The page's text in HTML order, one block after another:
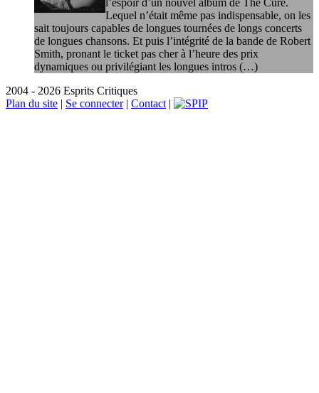
l’espoir d’un nouvel album de The Cure.
Lequel n’était même pas indispensable, on les
sait toujours capables de longues tournées de longs concerts
de longues chansons. Et puis l’intégrité de la bande de Robert
Smith, pronant le ticket pas cher à l’heure des prix
dynamiques ou privilégiant les longues intros (…)
2004 - 2026 Esprits Critiques
Plan du site | Se connecter| Contact |